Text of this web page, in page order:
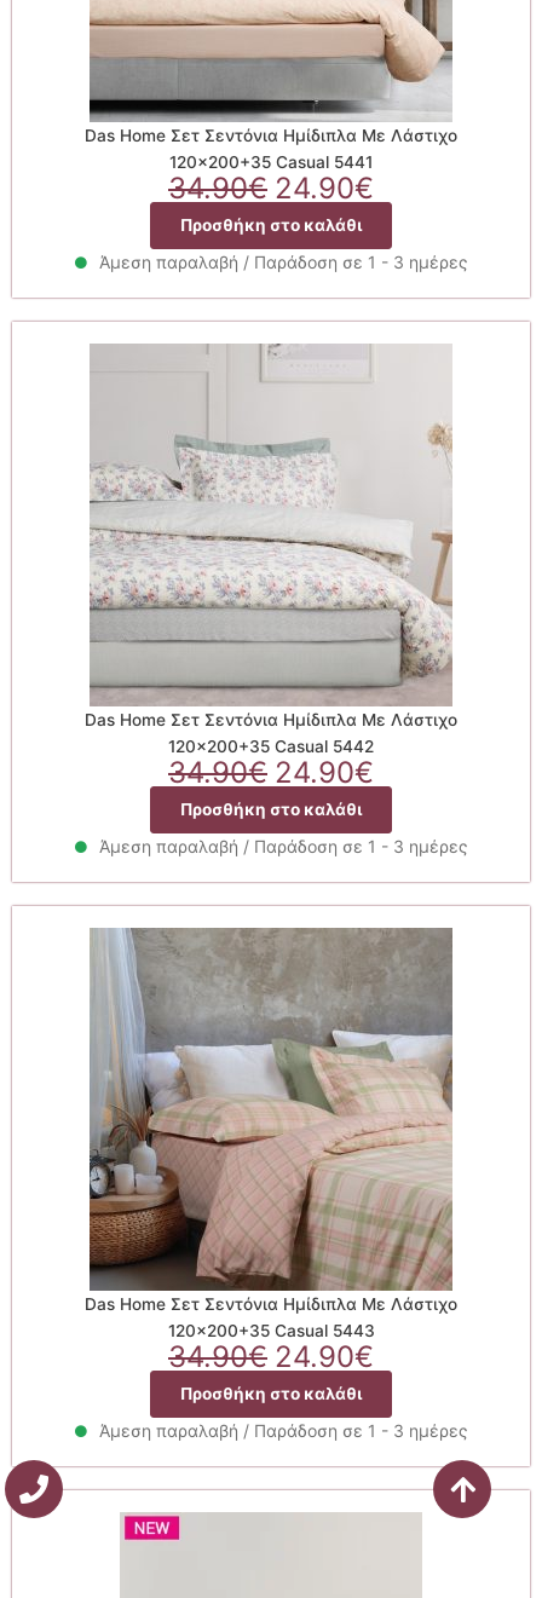
Das Home Σετ Σεντόνια Ημίδιπλα Με Λάστιχο
120×200+35 Casual 5441
34.90€ Original
price
was:
34.90€.
24.90€
τρέχουσα
τιμή
είναι:
24.90€.
Προσθήκη στο καλάθι
Άμεση παραλαβή / Παράδοση σε 1 - 3 ημέρες
Das Home Σετ Σεντόνια Ημίδιπλα Με Λάστιχο
120×200+35 Casual 5442
34.90€ Original
price
was:
34.90€.
24.90€
τρέχουσα
τιμή
είναι:
24.90€.
Προσθήκη στο καλάθι
Άμεση παραλαβή / Παράδοση σε 1 - 3 ημέρες
Das Home Σετ Σεντόνια Ημίδιπλα Με Λάστιχο
120×200+35 Casual 5443
34.90€ Original
price
was:
34.90€.
24.90€
τρέχουσα
τιμή
είναι:
24.90€.
Προσθήκη στο καλάθι
Άμεση παραλαβή / Παράδοση σε 1 - 3 ημέρες